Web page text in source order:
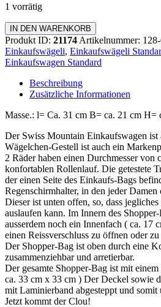
1 vorrätig
Einkaufswagen
Standard
Menge
IN DEN WARENKORB
Produkt ID: 21174 Artikelnummer:
Einkaufswägeli, Einkaufswägeli
Einkaufswagen Standard
Beschreibung
Zusätzliche Informationen
Masse.: l= Ca. 31 cm B= ca. 21 cm H=
Der Swiss Mountain Einkaufswagen
Wägelchen-Gestell ist auch ein
2 Räder haben einen Durchmesser von
konfortablen Rollenlauf. Die getestete
der einen Seite des Einkaufs-Bags
Regenschirmhalter, in den jeder Damen
Dieser ist unten offen, so, dass
auslaufen kann. Im Innern des
ausserdem noch ein Innenfach ( ca. 17
einen Reissverschluss zu öffnen oder zu
Der Shopper-Bag ist oben durch eine
zusammenziehbar und arretierbar.
Der gesamte Shopper-Bag ist mit
ca. 33 cm x 33 cm ) Der Deckel sowie
mit Laminierband abgesteppt und
Jetzt kommt der Clou!